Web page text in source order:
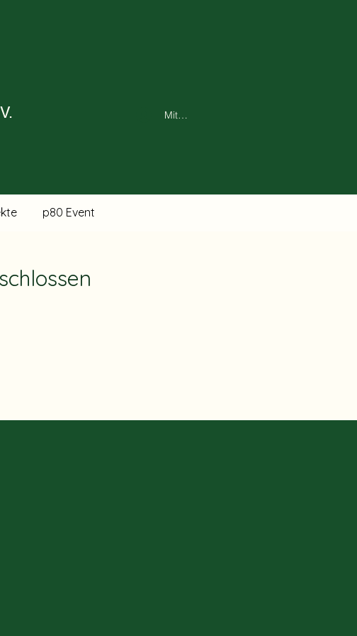
Mitglieder- Login
p80 Event